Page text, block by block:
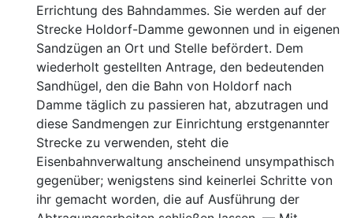
Errichtung des Bahndammes. Sie werden auf der
Strecke Holdorf-Damme gewonnen und in eigenen
Sandzügen an Ort und Stelle befördert. Dem
wiederholt gestellten Antrage, den bedeutenden
Sandhügel, den die Bahn von Holdorf nach
Damme täglich zu passieren hat, abzutragen und
diese Sandmengen zur Einrichtung erstgenannter
Strecke zu verwenden, steht die
Eisenbahnverwaltung anscheinend unsympathisch
gegenüber; wenigstens sind keinerlei Schritte von
ihr gemacht worden, die auf Ausführung der